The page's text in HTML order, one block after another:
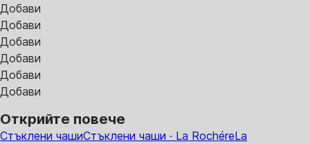
Добави
Добави
Добави
Добави
Добави
Добави
Открийте повече
Стъклени чашиСтъклени чаши · La RochéreLa